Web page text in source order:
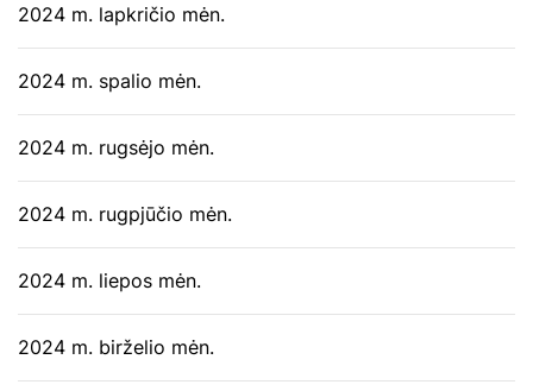
2024 m. lapkričio mėn.
2024 m. spalio mėn.
2024 m. rugsėjo mėn.
2024 m. rugpjūčio mėn.
2024 m. liepos mėn.
2024 m. birželio mėn.